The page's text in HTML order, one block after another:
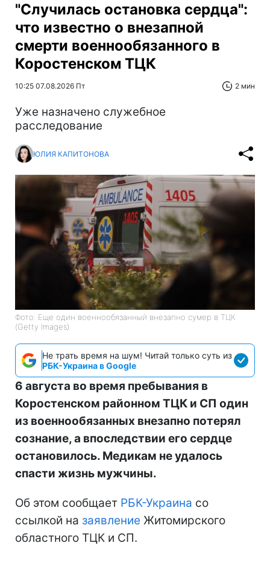
"Случилась остановка сердца":
что известно о внезапной
смерти военнообязанного в
Коростенском ТЦК
10:25 07.08.2026 Пт 2 мин
Уже назначено служебное
расследование
ЮЛИЯ КАПИТОНОВА
Фото: Еще один военнообязанный внезапно сумер в ТЦК
(Getty Images)
Не трать время на шум! Читай только суть из
РБК-Украина в Google
6 августа во время пребывания в
Коростенском районном ТЦК и СП один
из военнообязанных внезапно потерял
сознание, а впоследствии его сердце
остановилось. Медикам не удалось
спасти жизнь мужчины.
Об этом сообщает РБК-Украина со
ссылкой на заявление Житомирского
областного ТЦК и СП.